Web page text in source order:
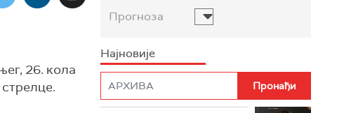
26. кола
Прогноза
Најновије